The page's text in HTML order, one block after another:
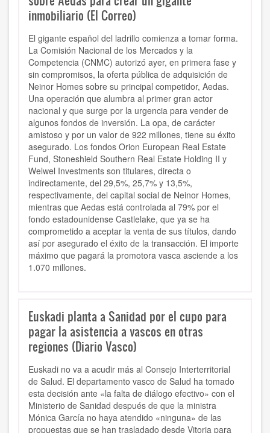
inmobiliario (El Correo)
El gigante español del ladrillo comienza a tomar forma.
La Comisión Nacional de los Mercados y la
Competencia (CNMC) autorizó ayer, en primera fase y
sin compromisos, la oferta pública de adquisición de
Neinor Homes sobre su principal competidor, Aedas.
Una operación que alumbra al primer gran actor
nacional y que surge por la urgencia para vender de
algunos fondos de inversión. La opa, de carácter
amistoso y por un valor de 922 millones, tiene su éxito
asegurado. Los fondos Orion European Real Estate
Fund, Stoneshield Southern Real Estate Holding II y
Welwel Investments son titulares, directa o
indirectamente, del 29,5%, 25,7% y 13,5%,
respectivamente, del capital social de Neinor Homes,
mientras que Aedas está controlada al 79% por el
fondo estadounidense Castlelake, que ya se ha
comprometido a aceptar la venta de sus títulos, dando
así por asegurado el éxito de la transacción. El importe
máximo que pagará la promotora vasca asciende a los
1.070 millones.
Euskadi planta a Sanidad por el cupo para
pagar la asistencia a vascos en otras
regiones (Diario Vasco)
Euskadi no va a acudir más al Consejo Interterritorial
de Salud. El departamento vasco de Salud ha tomado
esta decisión ante «la falta de diálogo efectivo» con el
Ministerio de Sanidad después de que la ministra
Mónica García no haya atendido «ninguna» de las
propuestas que se han trasladado desde Vitoria para